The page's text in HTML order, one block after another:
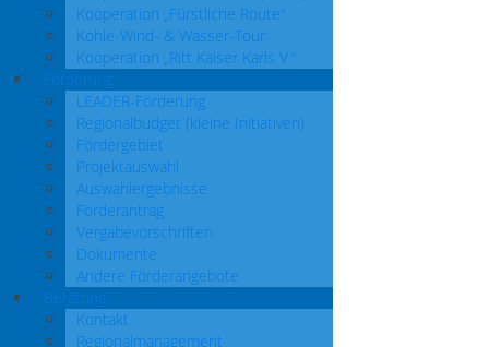
Kooperation „Fürstliche Route“
Kohle-Wind- & Wasser-Tour
Kooperation „Ritt Kaiser Karls V.“
Förderung
LEADER-Förderung
Regionalbudget (kleine Initiativen)
Fördergebiet
Projektauswahl
Auswahlergebnisse
Förderantrag
Vergabevorschriften
Dokumente
Andere Förderangebote
Beratung
Kontakt
Regionalmanagement